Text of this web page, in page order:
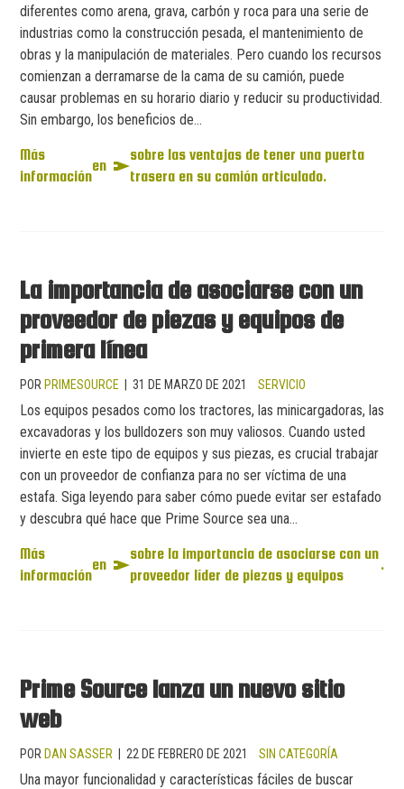
diferentes como arena, grava, carbón y roca para una serie de
industrias como la construcción pesada, el mantenimiento de
obras y la manipulación de materiales. Pero cuando los recursos
comienzan a derramarse de la cama de su camión, puede
causar problemas en su horario diario y reducir su productividad.
Sin embargo, los beneficios de...
Más
información
en
sobre las ventajas de tener una puerta
trasera en su camión articulado.
La importancia de asociarse con un
proveedor de piezas y equipos de
primera línea
POR PRIMESOURCE 31 DE MARZO DE 2021 SERVICIO
Los equipos pesados como los tractores, las minicargadoras, las
excavadoras y los bulldozers son muy valiosos. Cuando usted
invierte en este tipo de equipos y sus piezas, es crucial trabajar
con un proveedor de confianza para no ser víctima de una
estafa. Siga leyendo para saber cómo puede evitar ser estafado
y descubra qué hace que Prime Source sea una...
Más
información
en
sobre la importancia de asociarse con un
proveedor líder de piezas y equipos
.
Prime Source lanza un nuevo sitio
web
POR DAN SASSER 22 DE FEBRERO DE 2021 SIN CATEGORÍA
Una mayor funcionalidad y características fáciles de buscar